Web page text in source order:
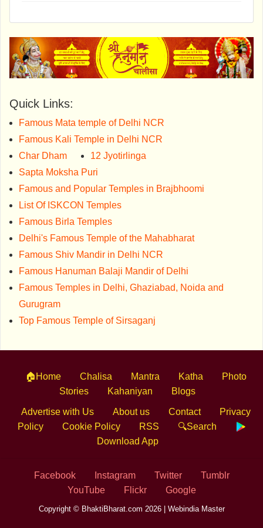
Quick Links:
Famous Mata temple of Delhi NCR
Famous Kali Temple in Delhi NCR
Char Dham
12 Jyotirlinga
Sapta Moksha Puri
Famous and Popular Temples in Brajbhoomi
List Of ISKCON Temples
Famous Birla Temples
Delhi's Famous Temple of the Mahabharat
Famous Shiv Mandir in Delhi NCR
Famous Hanuman Balaji Mandir of Delhi
Famous Temples in Delhi, Ghaziabad, Noida and
Gurugram
Top Famous Temple of Sirsaganj
🏠Home Chalisa Mantra Katha
Photo
Stories
Kahaniyan Blogs
Advertise with Us About us Contact
Privacy
Policy
Cookie Policy RSS
🔍Search
Download App
Facebook Instagram Twitter
Tumblr
YouTube
Flickr Google
Copyright © BhaktiBharat.com 2026 | Webindia Master